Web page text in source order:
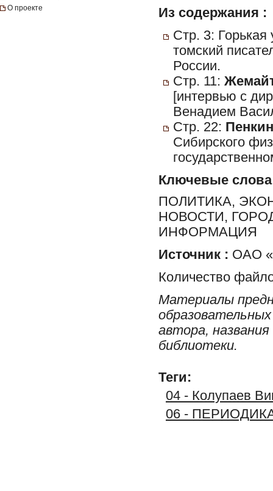
О проекте
Из содержания :
Стр. 3: Горькая
томский
России.
Стр. 11:
[интервью с
Венадием
Стр. 22:
Сибирского
Ключевые слова
ПОЛИТИКА,
НОВОСТИ,
ИНФОРМАЦИЯ
Источник : ОАО
Количество
Материалы
автора,
библиотеки.
Теги:
04 - Колупаев
06 -